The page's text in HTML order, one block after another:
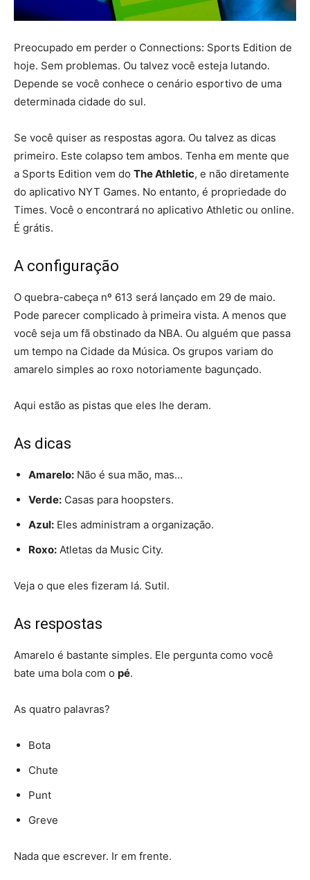
Preocupado em perder o Connections: Sports Edition de
hoje. Sem problemas. Ou talvez você esteja lutando.
Depende se você conhece o cenário esportivo de uma
determinada cidade do sul.
Se você quiser as respostas agora. Ou talvez as dicas
primeiro. Este colapso tem ambos. Tenha em mente que
a Sports Edition vem do The Athletic, e não diretamente
do aplicativo NYT Games. No entanto, é propriedade do
Times. Você o encontrará no aplicativo Athletic ou online.
É grátis.
A configuração
O quebra-cabeça nº 613 será lançado em 29 de maio.
Pode parecer complicado à primeira vista. A menos que
você seja um fã obstinado da NBA. Ou alguém que passa
um tempo na Cidade da Música. Os grupos variam do
amarelo simples ao roxo notoriamente bagunçado.
Aqui estão as pistas que eles lhe deram.
As dicas
Amarelo: Não é sua mão, mas…
Verde: Casas para hoopsters.
Azul: Eles administram a organização.
Roxo: Atletas da Music City.
Veja o que eles fizeram lá. Sutil.
As respostas
Amarelo é bastante simples. Ele pergunta como você
bate uma bola com o pé.
As quatro palavras?
Bota
Chute
Punt
Greve
Nada que escrever. Ir em frente.